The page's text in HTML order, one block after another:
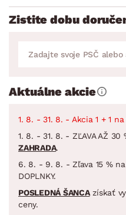
Zistite dobu
Aktuálne akcie
1. 8. - 31. 8. - Akcia 1 + 1 na
1. 8. - 31. 8. - ZĽAVA AŽ
ZAHRADA.
6. 8. - 9. 8. - Zľava 15 % na
DOPLNKY.
POSLEDNÁ ŠANCAzískať
ceny.